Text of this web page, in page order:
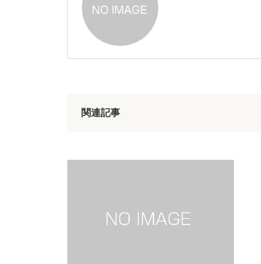
関連記事